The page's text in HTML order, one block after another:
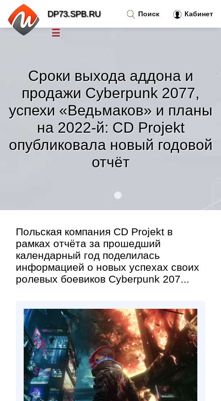
Сроки выхода аддона и
продажи Cyberpunk 2077,
успехи «Ведьмаков» и планы
на 2022-й: CD Projekt
опубликовала новый годовой
отчёт
Польская компания CD Projekt в
рамках отчёта за прошедший
календарный год поделилась
информацией о новых успехах своих
ролевых боевиков Cyberpunk 207...
Поиск Кабинет
DP73.SPB.RU
☰
Тренды новостей»
Рубрики»
Правила